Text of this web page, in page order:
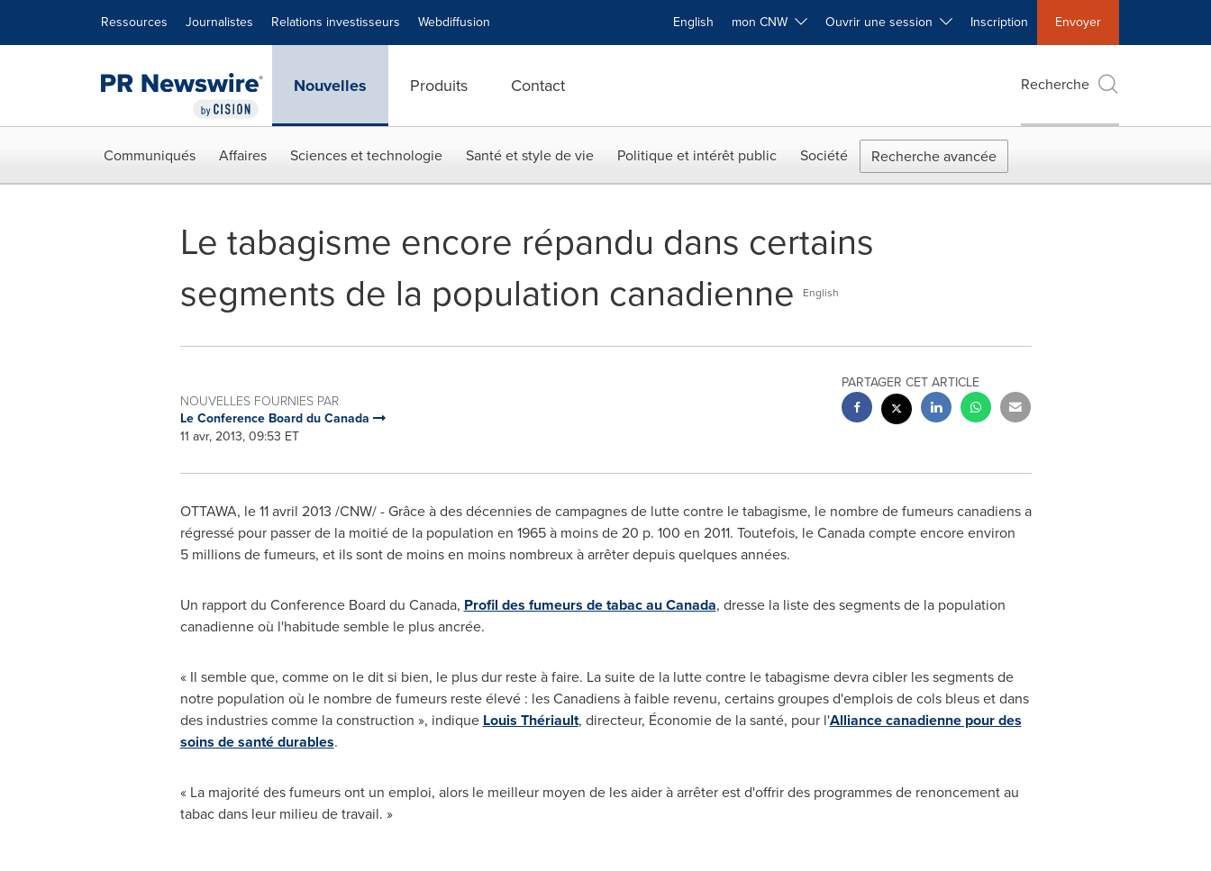
Ressources Journalistes Relations investisseurs Webdiffusion English mon CNW Ouvrir une session Inscription Envoyer
Nouvelles Produits Contact Recherche
Communiqués Affaires Sciences et technologie Santé et style de vie Politique et intérêt public Société Recherche avancée
Le tabagisme encore répandu dans certains
segments de la population canadienne
English
NOUVELLES FOURNIES PAR
Le Conference Board du Canada
11 avr, 2013, 09:53 ET
PARTAGER CET ARTICLE
OTTAWA, le 11 avril 2013 /CNW/ - Grâce à des décennies de campagnes de lutte contre le tabagisme, le nombre de fumeurs canadiens a
régressé pour passer de la moitié de la population en 1965 à moins de 20 p. 100 en 2011. Toutefois, leCanadacompte encore environ
5 millions de fumeurs, et ils sont de moins en moins nombreux à arrêter depuis quelques années.
Un rapport du Conference Board du Canada, Profil des fumeurs de tabac auCanada, dresse la liste des segments de la population
canadienne où l'habitude semble le plus ancrée.
« Il semble que, comme on le dit si bien, le plus dur reste à faire. La suite de la lutte contre le tabagisme devra cibler les segments de
notre population où le nombre de fumeurs reste élevé : les Canadiens à faible revenu, certains groupes d'emplois de cols bleus et dans
des industries comme la construction », indique Louis Thériault, directeur, Économie de la santé, pour l'Alliance canadienne pour des
soins de santé durables.
« La majorité des fumeurs ont un emploi, alors le meilleur moyen de les aider à arrêter est d'offrir des programmes de renoncement au
tabac dans leur milieu de travail. »